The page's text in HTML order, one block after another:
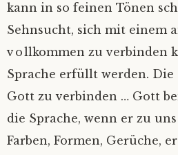
kann in so feinen Tönen
Sehnsucht, sich mit einem
vollkommen zu verbinden
Sprache erfüllt werden.
Gott zu verbinden … Gott
die Sprache, wenn er zu
Farben, Formen, Gerüche,